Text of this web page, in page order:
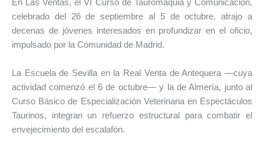
En Las Ventas, el VI Curso de Tauromaquia y Comunicación,
celebrado del 26 de septiembre al 5 de octubre, atrajo a
decenas de jóvenes interesados en profundizar en el oficio,
impulsado por la Comunidad de Madrid.
La Escuela de Sevilla en la Real Venta de Antequera —cuya
actividad comenzó el 6 de octubre— y la de Almería, junto al
Curso Básico de Especialización Veterinaria en Espectáculos
Taurinos, integran un refuerzo estructural para combatir el
envejecimiento del escalafón.